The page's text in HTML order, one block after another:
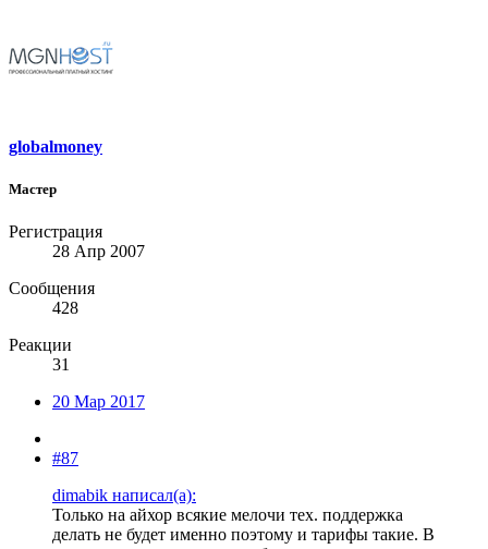
globalmoney
Мастер
Регистрация
28 Апр 2007
Сообщения
428
Реакции
31
20 Мар 2017
#87
dimabik написал(а):
Только на айхор всякие мелочи тех. поддержка
делать не будет именно поэтому и тарифы такие. В